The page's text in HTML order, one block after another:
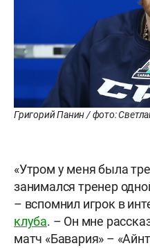
Григорий Панин / фото:
«Утром у меня была
занимался тренер
– вспомнил игрок в
клуба. – Он мне
матч «Бавария» –